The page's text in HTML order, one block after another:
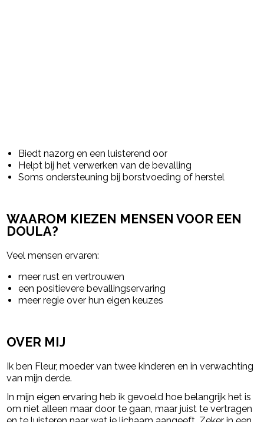
Biedt nazorg en een luisterend oor
Helpt bij het verwerken van de bevalling
Soms ondersteuning bij borstvoeding of herstel
WAAROM KIEZEN MENSEN VOOR EEN
DOULA?
Veel mensen ervaren:
meer rust en vertrouwen
een positievere bevallingservaring
meer regie over hun eigen keuzes
OVER MIJ
Ik ben Fleur, moeder van twee kinderen en in verwachting
van mijn derde.
In mijn eigen ervaring heb ik gevoeld hoe belangrijk het is
om niet alleen maar door te gaan, maar juist te vertragen